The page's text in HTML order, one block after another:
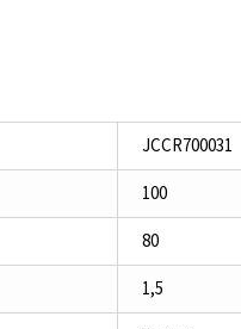
JCCR700031
100
80
1,5